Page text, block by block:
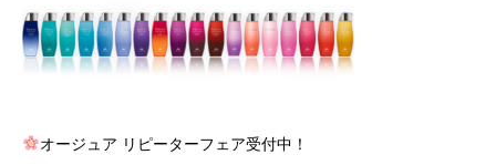
オージュア リピーターフェア受付中！